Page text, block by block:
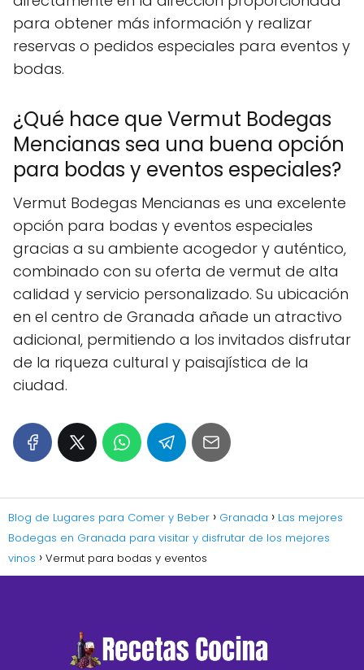
para obtener más información y realizar
reservas o pedidos especiales para eventos y
bodas.
¿Qué hace que Vermut Bodegas
Mencianas sea una buena opción
para bodas y eventos especiales?
Vermut Bodegas Mencianas es una excelente
opción para bodas y eventos especiales
gracias a su ambiente acogedor y auténtico,
combinado con su oferta de vermut de alta
calidad y servicio personalizado. Su ubicación
en el centro de Granada añade un atractivo
adicional, permitiendo a los invitados disfrutar
de la riqueza cultural y paisajística de la
ciudad.
Blog de Lugares para Comer y Beber Granada
Las mejores
Bodegas en Granada para visitar y disfrutar de los mejores
vinos
Vermut para bodas y eventos